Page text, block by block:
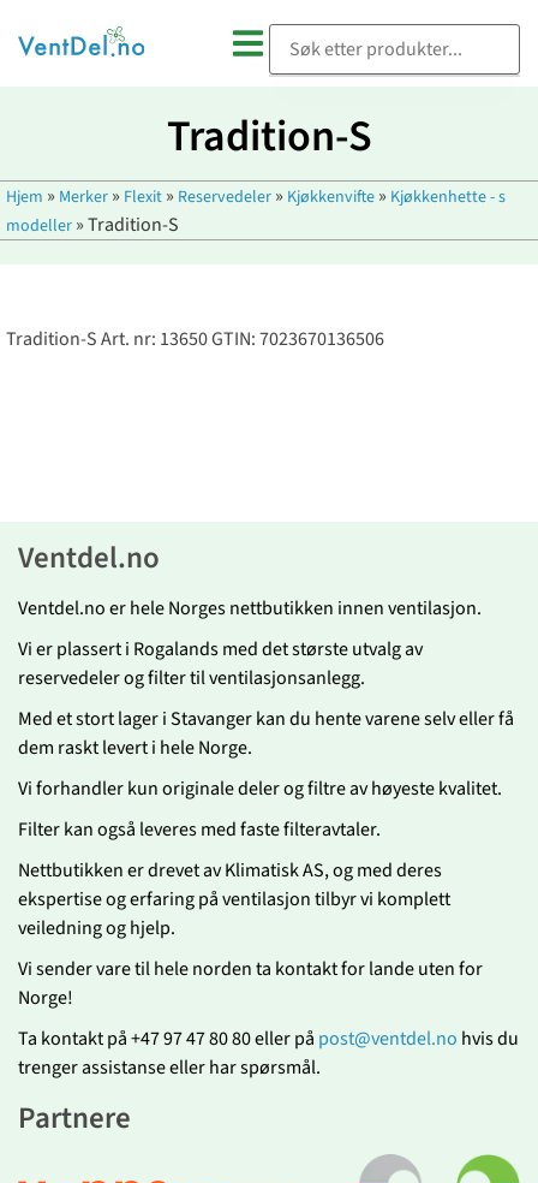
Tradition-S
Hjem » Merker » Flexit » Reservedeler » Kjøkkenvifte » Kjøkkenhette - s
modeller »Tradition-S
Tradition-S Art. nr: 13650 GTIN: 7023670136506
Ventdel.no
Ventdel.no er hele Norges nettbutikken innen ventilasjon.
Vi er plassert i Rogalands med det største utvalg av
reservedeler og filter til ventilasjonsanlegg.
Med et stort lager i Stavanger kan du hente varene selv eller få
dem raskt levert i hele Norge.
Vi forhandler kun originale deler og filtre av høyeste kvalitet.
Filter kan også leveres med faste filteravtaler.
Nettbutikken er drevet av Klimatisk AS, og med deres
ekspertise og erfaring på ventilasjon tilbyr vi komplett
veiledning og hjelp.
Vi sender vare til hele norden ta kontakt for lande uten for
Norge!
Ta kontakt på +47 97 47 80 80 eller på post@ventdel.no hvis du
trenger assistanse eller har spørsmål.
Partnere